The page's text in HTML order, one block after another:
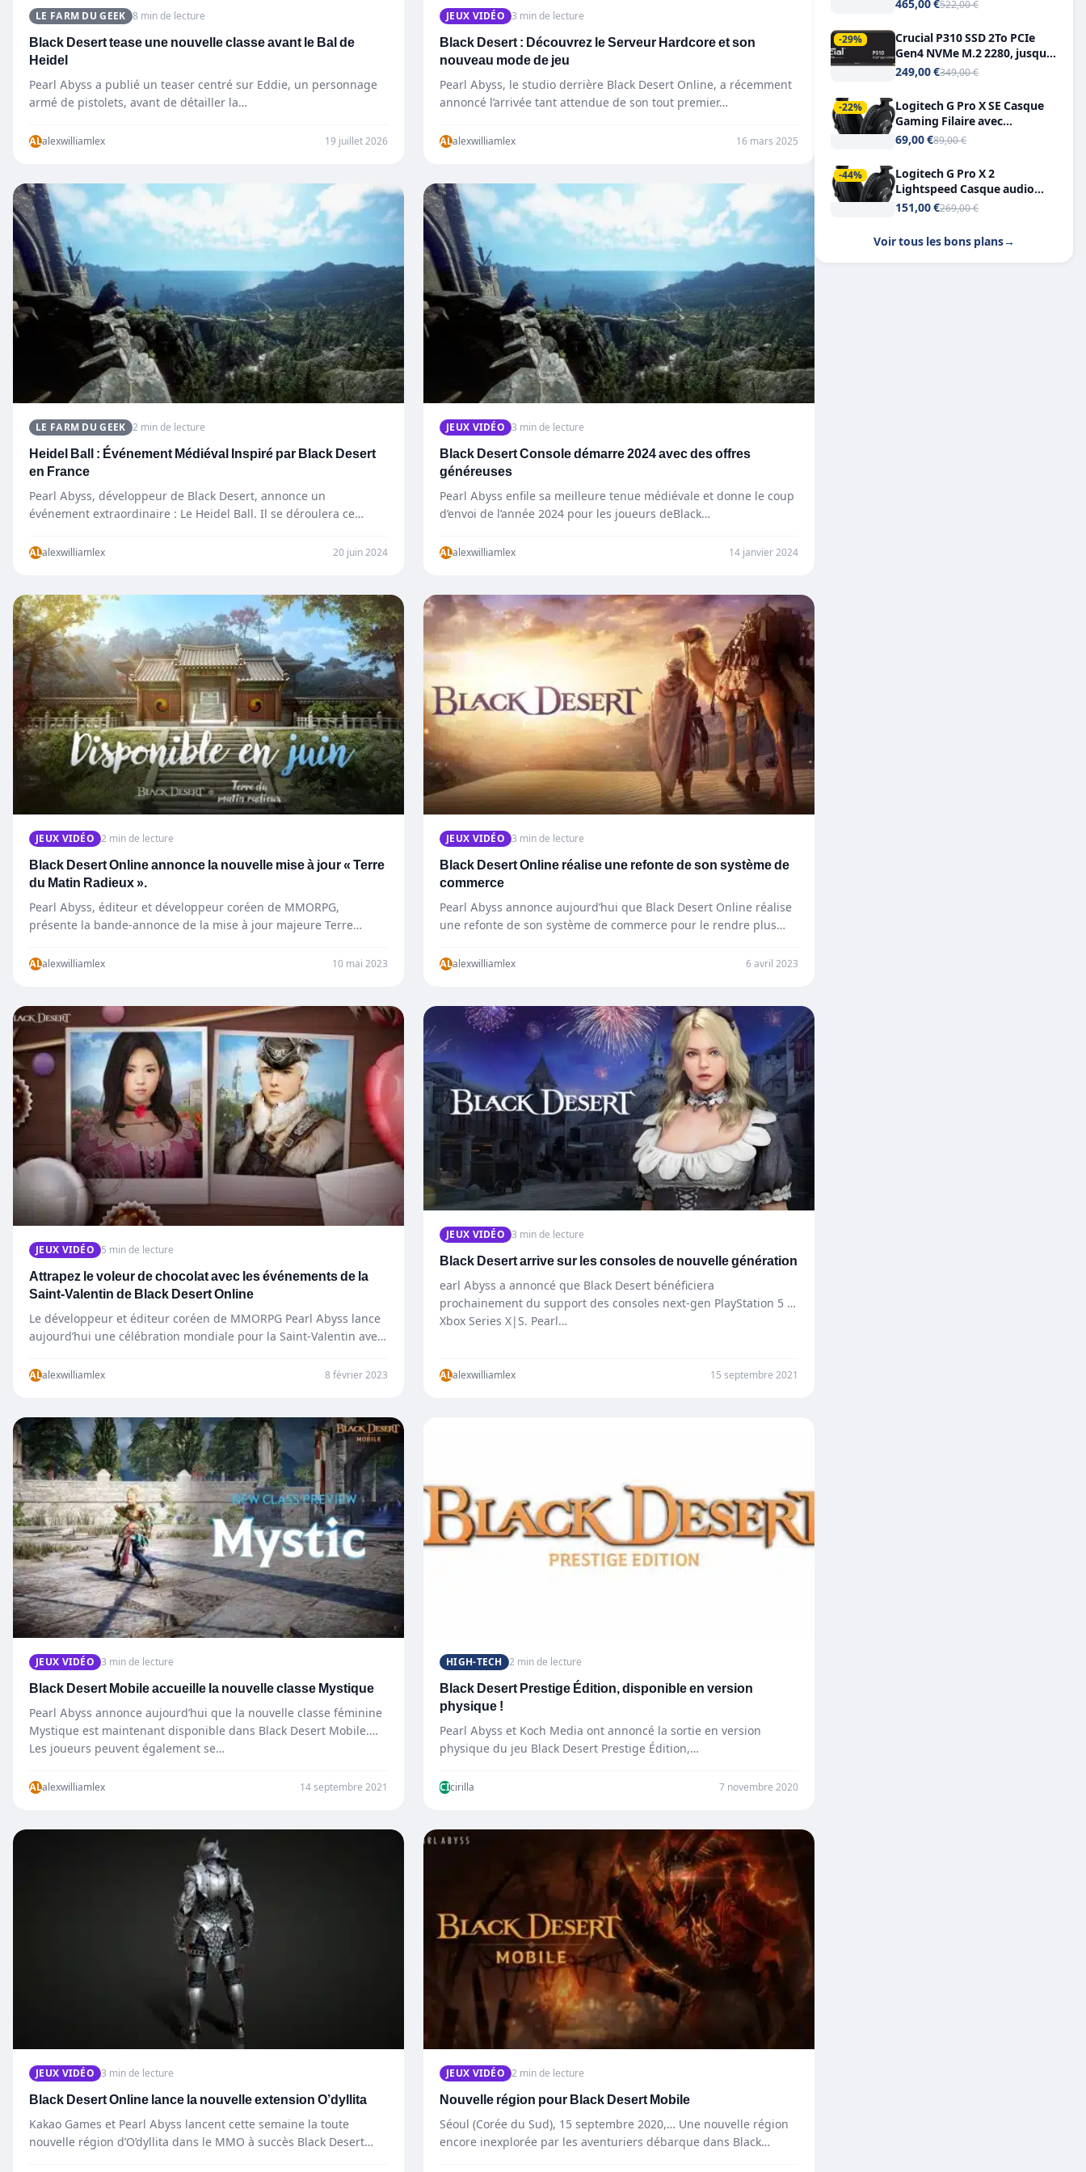
LE FARM DU GEEK 8 min de lecture
Black Desert tease une nouvelle classe avant le Bal de
Heidel
Pearl Abyss a publié un teaser centré sur Eddie, un personnage
armé de pistolets, avant de détailler la…
ALalexwilliamlex 19 juillet 2026
JEUX VIDÉO 3 min de lecture
Black Desert : Découvrez le Serveur Hardcore et son
nouveau mode de jeu
Pearl Abyss, le studio derrière Black Desert Online, a récemment
annoncé l’arrivée tant attendue de son tout premier…
ALalexwilliamlex 16 mars 2025
LE FARM DU GEEK 2 min de lecture
Heidel Ball : Événement Médiéval Inspiré par Black Desert
en France
Pearl Abyss, développeur de Black Desert, annonce un
événement extraordinaire : Le Heidel Ball. Il se déroulera ce…
ALalexwilliamlex 20 juin 2024
JEUX VIDÉO 3 min de lecture
Black Desert Console démarre 2024 avec des offres
généreuses
Pearl Abyss enfile sa meilleure tenue médiévale et donne le coup
d’envoi de l’année 2024 pour les joueurs deBlack…
ALalexwilliamlex 14 janvier 2024
JEUX VIDÉO 2 min de lecture
Black Desert Online annonce la nouvelle mise à jour « Terre
du Matin Radieux ».
Pearl Abyss, éditeur et développeur coréen de MMORPG,
présente la bande-annonce de la mise à jour majeure Terre…
ALalexwilliamlex 10 mai 2023
JEUX VIDÉO 3 min de lecture
Black Desert Online réalise une refonte de son système de
commerce
Pearl Abyss annonce aujourd’hui que Black Desert Online réalise
une refonte de son système de commerce pour le rendre plus
ALalexwilliamlex 6 avril 2023
JEUX VIDÉO 5 min de lecture
Attrapez le voleur de chocolat avec les événements de la
Saint-Valentin de Black Desert Online
Le développeur et éditeur coréen de MMORPG Pearl Abyss lance
aujourd’hui une célébration mondiale pour la Saint-Valentin avec
ALalexwilliamlex 8 février 2023
JEUX VIDÉO 3 min de lecture
Black Desert arrive sur les consoles de nouvelle génération
earl Abyss a annoncé que Black Desert bénéficiera
prochainement du support des consoles next-gen PlayStation 5 et
Xbox Series X|S. Pearl…
ALalexwilliamlex 15 septembre 2021
JEUX VIDÉO 3 min de lecture
Black Desert Mobile accueille la nouvelle classe Mystique
Pearl Abyss annonce aujourd’hui que la nouvelle classe féminine
Mystique est maintenant disponible dans Black Desert Mobile.
Les joueurs peuvent également se…
ALalexwilliamlex 14 septembre 2021
HIGH-TECH 2 min de lecture
Black Desert Prestige Édition, disponible en version
physique !
Pearl Abyss et Koch Media ont annoncé la sortie en version
physique du jeu Black Desert Prestige Édition,…
CIcirilla 7 novembre 2020
JEUX VIDÉO 3 min de lecture
Black Desert Online lance la nouvelle extension O’dyllita
Kakao Games et Pearl Abyss lancent cette semaine la toute
nouvelle région d’O’dyllita dans le MMO à succès Black Desert
JEUX VIDÉO 2 min de lecture
Nouvelle région pour Black Desert Mobile
Séoul (Corée du Sud), 15 septembre 2020,… Une nouvelle région
encore inexplorée par les aventuriers débarque dans Black…
465,00 €522,00 €
-29%
Crucial P310 SSD 2To PCIe
Gen4 NVMe M.2 2280, jusqu’à
7.100 Mo/s
249,00 €349,00 €
-22%
Logitech G Pro X SE Casque
Gaming Filaire avec
Microphone Micro
7.1
69,00 €89,00 €
-44%
Logitech G Pro X 2
Lightspeed Casque audio
bluetooth
151,00 €269,00 €
Voir tous les bons plans→